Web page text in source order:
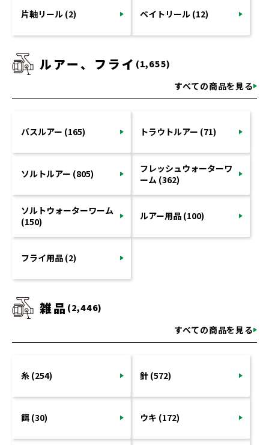
片軸リール (2) ベイトリール (12)
ルアー、フライ (1,655)
すべての商品を見る
バスルアー (165) トラウトルアー (71)
ソルトルアー (805)
フレッシュウォーターワ
ーム (362)
ソルトウォーターワーム
(150)
ルアー用品 (100)
フライ用品 (2)
雑品 (2,446)
すべての商品を見る
糸 (254) 針 (572)
餌 (30) ウキ (172)